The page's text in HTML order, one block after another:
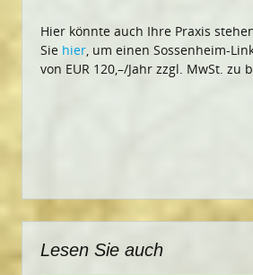
Hier könnte auch Ihre Praxis
Sie hier , um einen Sossenheim-
von EUR 120,–/Jahr zzgl. MwSt. zu
Lesen Sie auch